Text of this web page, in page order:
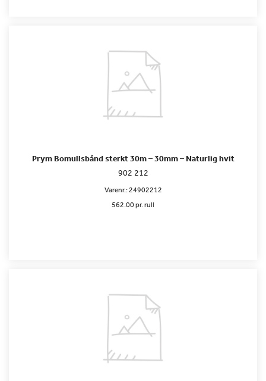
Prym Bomullsbånd sterkt 30m – 30mm – Naturlig hvit
902 212
Varenr.:24902212
562.00 pr. rull